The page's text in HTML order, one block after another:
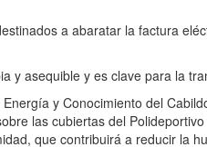
a abaratar la factura
asequible y es clave para la
y Conocimiento del
las cubiertas del
que contribuirá a reducir la